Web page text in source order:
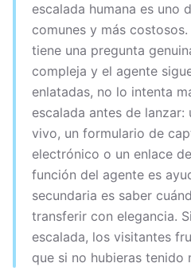
escalada humana es uno
comunes y más
tiene una pregunta
compleja y el agente
enlatadas, no lo intenta
escalada antes de
vivo, un formulario de
electrónico o un enlace
función del agente es
secundaria es saber
transferir con elegancia.
escalada, los visitantes
que si no hubieras tenido